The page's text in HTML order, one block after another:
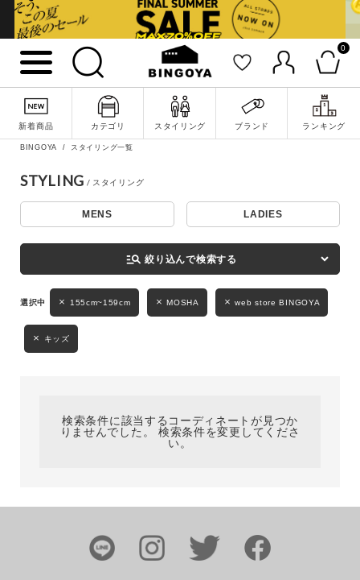
0
新着商品 カテゴリ スタイリング ブランド ランキング
詳細検索
キーワード
性別
MENS LADIES KIDS
ブランド
BINGOYA スタイリング一覧
STYLING
MENS LADIES
manage_search 絞り込んで検索する
155cm~159cm MOSHA web store BINGOYA
キッズ
検索条件に該当するコーディネートが見つか
りませんでした。 検索条件を変更してくださ
い。